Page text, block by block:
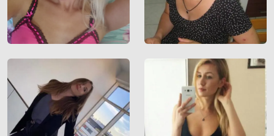
Informationen enthält oder ob ein Nutzer
dieser Website Sie täuschen oder betrügen
will.
Wir setzen auf unserer Website Cookies ein.
Cookies sind kleine Dateien, die zusammen
mit den eigentlich angeforderten Daten aus
dem Internet an Ihren Browser übermittelt
werden und die es ermöglichen, auf Ihrem